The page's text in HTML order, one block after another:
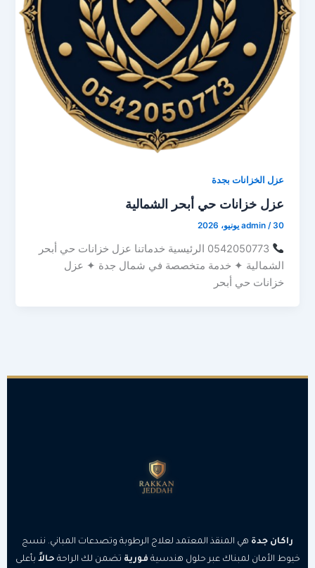
عزل الخزانات بجدة
عزل خزانات حي أبحر الشمالية
admin /30 يونيو، 2026
0542050773 الرئيسية خدماتنا عزل خزانات حي أبحر
الشمالية ✦ خدمة متخصصة في شمال جدة ✦ عزل
خزانات حي أبحر
راكان جدة هي المنقذ المعتمد لعلاج الرطوبة وتصدعات المباني. ننسج
خيوط الأمان لمبناك عبر حلول هندسية فورية تضمن لك الراحة حالاً بأعلى